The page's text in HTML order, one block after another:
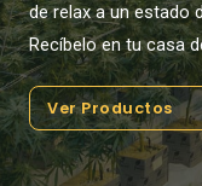
de relax a un estado
Recíbelo en tu casa
Ver Productos